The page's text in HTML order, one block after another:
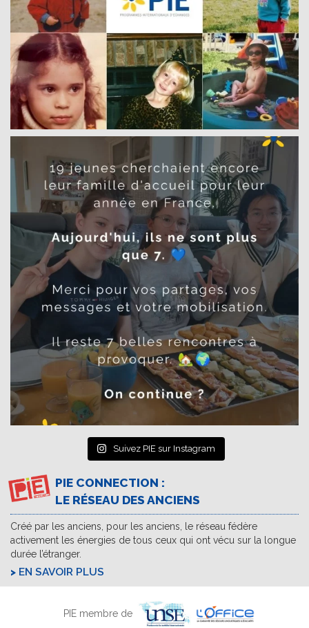
Suivez PIE sur Instagram
PIE CONNECTION :
LE RÉSEAU DES ANCIENS
Créé par les anciens, pour les anciens, le réseau fédère
activement les énergies de tous ceux qui ont vécu sur la longue
durée l’étranger.
EN SAVOIR PLUS
PIE membre de